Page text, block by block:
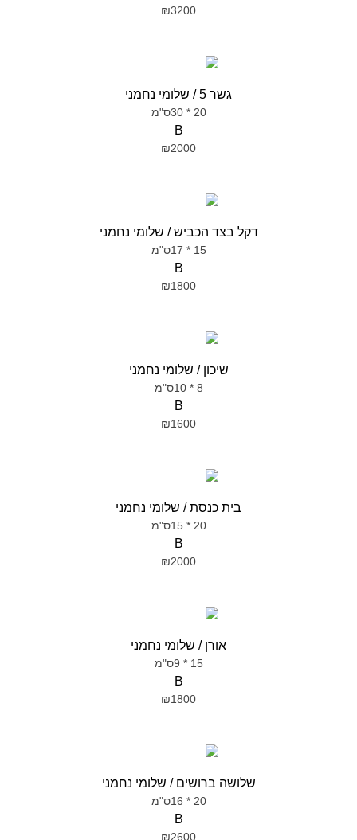
₪3200
גשר 5 / שלומי נחמני
20 * 30ס"מ
B
₪2000
דקל בצד הכביש / שלומי נחמני
15 * 17ס"מ
B
₪1800
שיכון / שלומי נחמני
8 * 10ס"מ
B
₪1600
בית כנסת / שלומי נחמני
20 * 15ס"מ
B
₪2000
אורן / שלומי נחמני
15 * 9ס"מ
B
₪1800
שלושה ברושים / שלומי נחמני
20 * 16ס"מ
B
₪2600